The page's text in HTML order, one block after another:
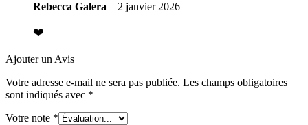
Rebecca Galera – 2 janvier 2026
❤️
Ajouter un Avis
Votre adresse e-mail ne sera pas publiée. Les champs obligatoires
sont indiqués avec *
Votre note *